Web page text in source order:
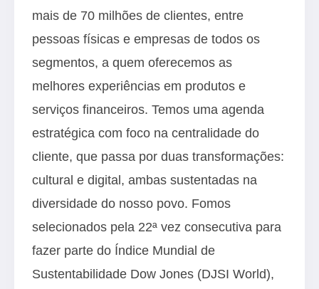
mais de 70 milhões de clientes, entre
pessoas físicas e empresas de todos os
segmentos, a quem oferecemos as
melhores experiências em produtos e
serviços financeiros. Temos uma agenda
estratégica com foco na centralidade do
cliente, que passa por duas transformações:
cultural e digital, ambas sustentadas na
diversidade do nosso povo. Fomos
selecionados pela 22ª vez consecutiva para
fazer parte do Índice Mundial de
Sustentabilidade Dow Jones (DJSI World),